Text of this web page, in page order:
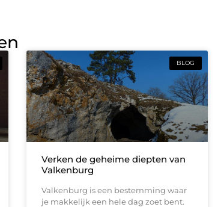
BLOG
Verken de geheime diepten van
Valkenburg
Valkenburg is een bestemming waar
je makkelijk een hele dag zoet bent.